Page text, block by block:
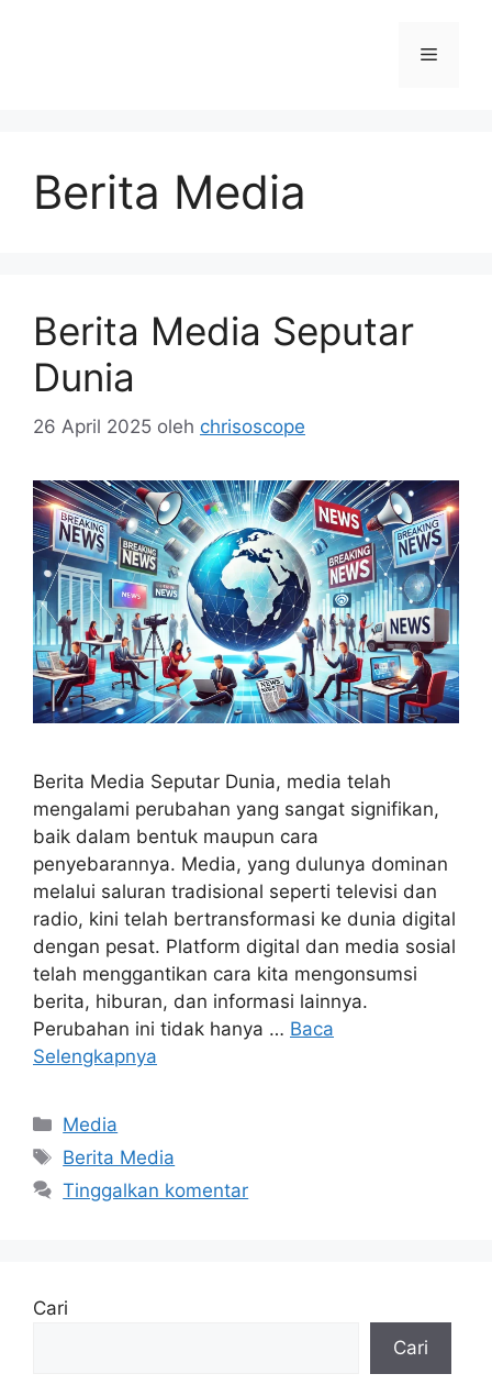
Menu
Berita Media
Berita Media Seputar
Dunia
26 April 2025 oleh chrisoscope
Berita Media Seputar Dunia, media telah
mengalami perubahan yang sangat signifikan,
baik dalam bentuk maupun cara
penyebarannya. Media, yang dulunya dominan
melalui saluran tradisional seperti televisi dan
radio, kini telah bertransformasi ke dunia digital
dengan pesat. Platform digital dan media sosial
telah menggantikan cara kita mengonsumsi
berita, hiburan, dan informasi lainnya.
Perubahan ini tidak hanya … Baca
Selengkapnya
Kategori
Media
Tag
Berita Media
Tinggalkan komentar
Cari
Cari